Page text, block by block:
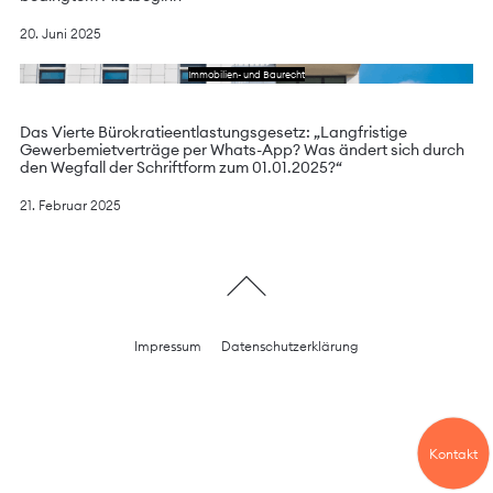
Kontakt
20. Juni 2025
Lesen Sie das Schreiben
Immobilien- und Baurecht
Das Vierte Bürokratieentlastungsgesetz: „Langfristige
Gewerbemietverträge per Whats-App? Was ändert sich durch
den Wegfall der Schriftform zum 01.01.2025?“
21. Februar 2025
Impressum Datenschutzerklärung